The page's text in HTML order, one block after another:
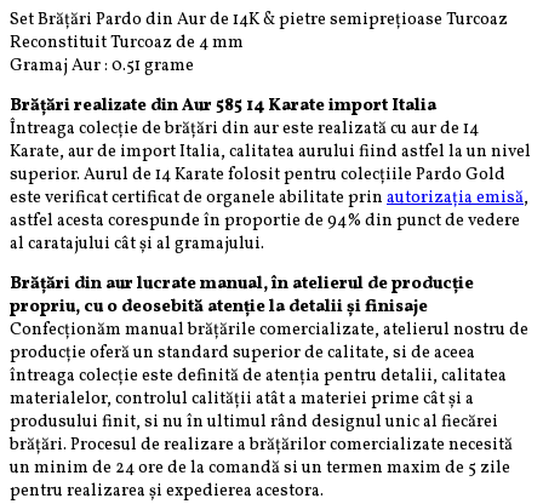
din
Aur
și
pietre
semiprețioase
Turcoaz
Reconstituit
si
bile
de
Aur
585
14
Karate
Set Brățări Pardo din Aur de 14K & pietre semiprețioase Turcoaz
Reconstituit Turcoaz de 4 mm
Gramaj Aur : 0.51 grame
Brățări realizate din Aur 585 14 Karate import Italia
Întreaga colecție de brățări din aur este realizată cu aur de 14
Karate, aur de import Italia, calitatea aurului fiind astfel la un nivel
superior. Aurul de 14 Karate folosit pentru colecțiile Pardo Gold
este verificat certificat de organele abilitate prin autorizația emisă,
astfel acesta corespunde în proportie de 94% din punct de vedere
al caratajului cât și al gramajului.
Brățări din aur lucrate manual, în atelierul de producție
propriu, cu o deosebită atenție la detalii și finisaje
Confecționăm manual brățările comercializate, atelierul nostru de
producție oferă un standard superior de calitate, si de aceea
întreaga colecție este definită de atenția pentru detalii, calitatea
materialelor, controlul calității atât a materiei prime cât și a
produsului finit, si nu în ultimul rând designul unic al fiecărei
brățări. Procesul de realizare a brățărilor comercializate necesită
un minim de 24 ore de la comandă si un termen maxim de 5 zile
pentru realizarea și expedierea acestora.